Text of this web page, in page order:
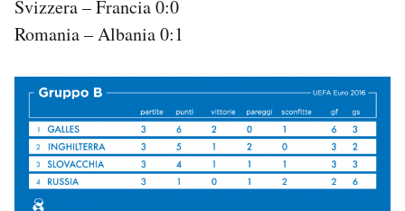
Svizzera – Francia 0:0
Romania – Albania 0:1